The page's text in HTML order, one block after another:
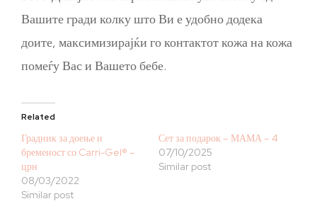
Вашите гради колку што Ви е удобно додека
доите, максимизирајќи го контактот кожа на кожа
помеѓу Вас и Вашето бебе.
Related
Градник за доење и
бременост со Carri-Gel® –
црн
08/03/2022
Similar post
Сет за подарок – МАМА – 4
07/10/2025
Similar post